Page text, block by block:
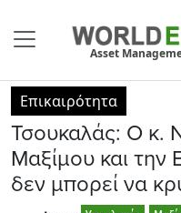
Asset
Επικαιρότητα
Τσουκαλάς: Ο κ.
Μαξίμου και
δεν μπορεί να